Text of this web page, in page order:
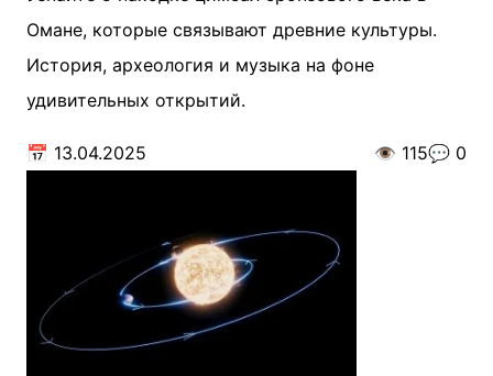
Омане, которые связывают древние культуры.
История, археология и музыка на фоне
удивительных открытий.
📅 13.04.2025 👁️ 115💬 0